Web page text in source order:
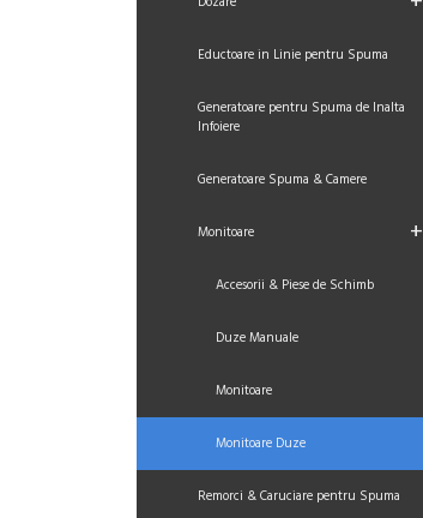
Eductoare in Linie pentru Spuma
Generatoare pentru Spuma de Inalta
Infoiere
Generatoare Spuma & Camere
Monitoare +
Accesorii & Piese de Schimb
Duze Manuale
Monitoare
Monitoare Duze
Remorci & Caruciare pentru Spuma